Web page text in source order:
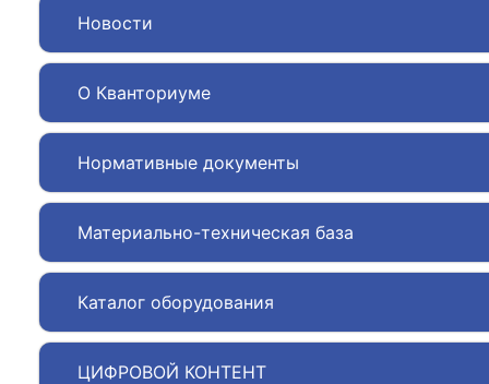
Новости
О Кванториуме
Нормативные документы
Материально-техническая база
Каталог оборудования
ЦИФРОВОЙ КОНТЕНТ